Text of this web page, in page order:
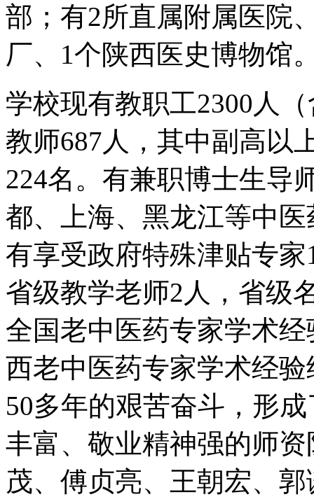
部；有2所直属附属医院
厂、1个陕西医史博物馆
学校现有教职工2300人
教师687人，其中副高以
224名。有兼职博士生导
都、上海、黑龙江等中
有享受政府特殊津贴专
省级教学老师2人，省级
全国老中医药专家学术
西老中医药专家学术经
50多年的艰苦奋斗，形
丰富、敬业精神强的师
茂、傅贞亮、王朝宏、